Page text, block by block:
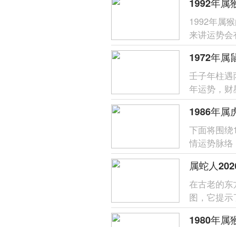
1992年属
来讲运势
分析，每
壬子年柱
年运势，财
象，唯借
下面将围
情运势脉
支对命局
属蛇人
在古老的
图，它提
于属蛇之